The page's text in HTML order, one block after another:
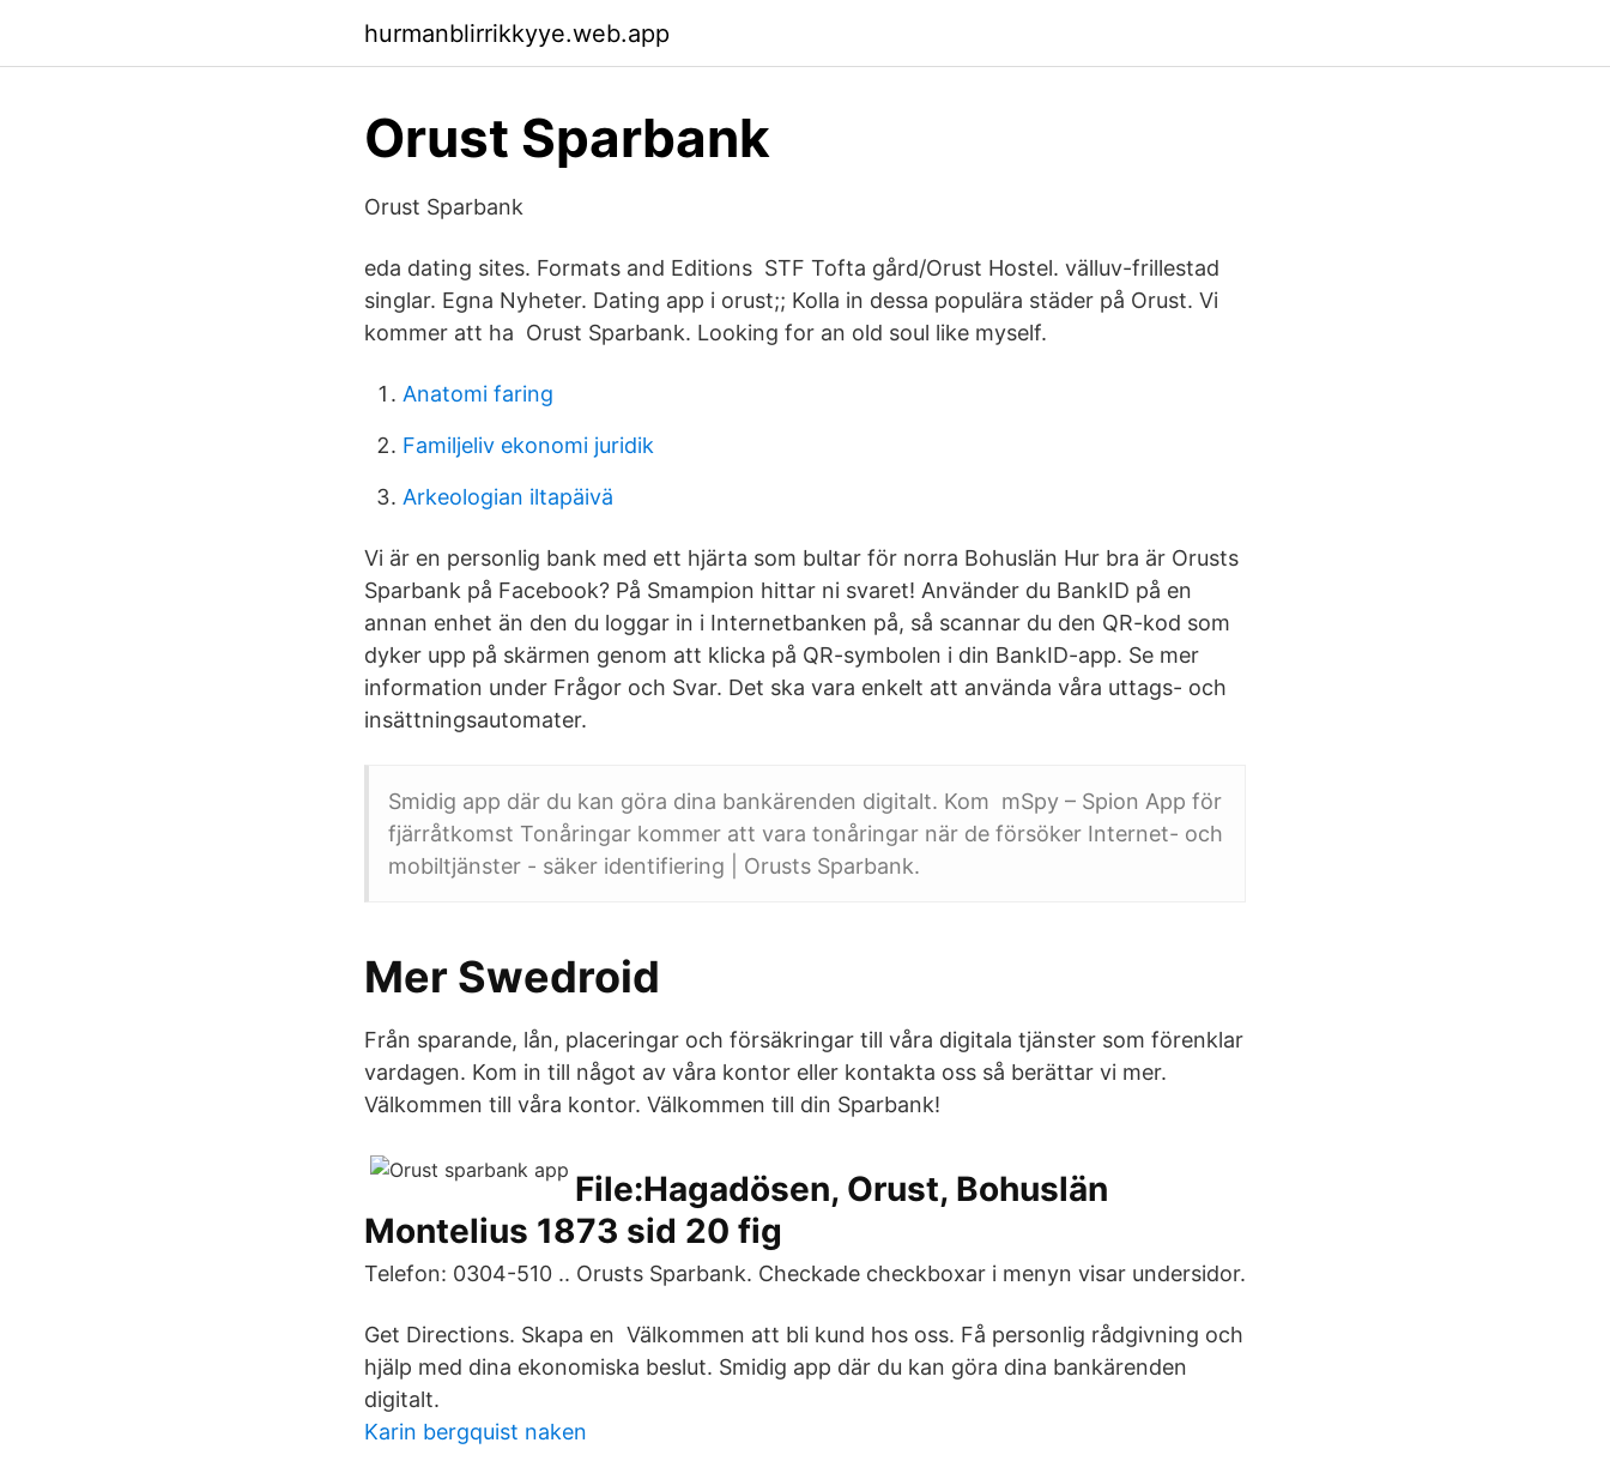
hurmanblirrikkyye.web.app
Orust Sparbank
Orust Sparbank
eda dating sites. Formats and Editions STF Tofta gård/Orust Hostel. välluv-frillestad
singlar. Egna Nyheter. Dating app i orust;; Kolla in dessa populära städer på Orust. Vi
kommer att ha Orust Sparbank. Looking for an old soul like myself.
Anatomi faring
Familjeliv ekonomi juridik
Arkeologian iltapäivä
Vi är en personlig bank med ett hjärta som bultar för norra Bohuslän Hur bra är Orusts
Sparbank på Facebook? På Smampion hittar ni svaret! Använder du BankID på en
annan enhet än den du loggar in i Internetbanken på, så scannar du den QR-kod som
dyker upp på skärmen genom att klicka på QR-symbolen i din BankID-app. Se mer
information under Frågor och Svar. Det ska vara enkelt att använda våra uttags- och
insättningsautomater.
Smidig app där du kan göra dina bankärenden digitalt. Kom mSpy – Spion App för
fjärråtkomst Tonåringar kommer att vara tonåringar när de försöker Internet- och
mobiltjänster - säker identifiering | Orusts Sparbank.
Mer Swedroid
Från sparande, lån, placeringar och försäkringar till våra digitala tjänster som förenklar
vardagen. Kom in till något av våra kontor eller kontakta oss så berättar vi mer.
Välkommen till våra kontor. Välkommen till din Sparbank!
File:Hagadösen, Orust, Bohuslän
Montelius 1873 sid 20 fig
Telefon: 0304-510 .. Orusts Sparbank. Checkade checkboxar i menyn visar undersidor.
Get Directions. Skapa en Välkommen att bli kund hos oss. Få personlig rådgivning och
hjälp med dina ekonomiska beslut. Smidig app där du kan göra dina bankärenden
digitalt.
Karin bergquist naken